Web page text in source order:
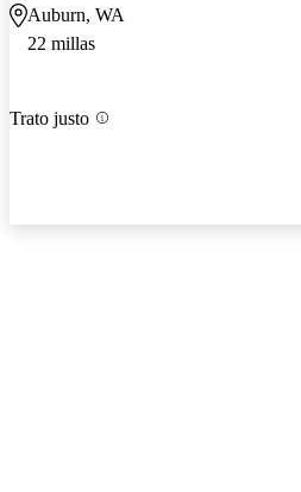
Auburn, WA
22 millas
Trato justo